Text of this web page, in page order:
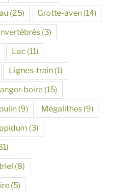
(25) Grotte-aven (14)
(3)
Lac (11)
Lignes-train (1)
boire (15)
(9) Mégalithes (9)
(3)
(8)
(5)